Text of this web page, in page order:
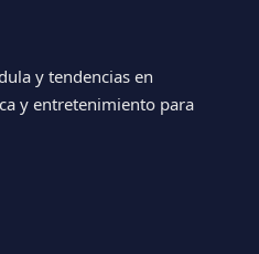
y tendencias en
y entretenimiento para